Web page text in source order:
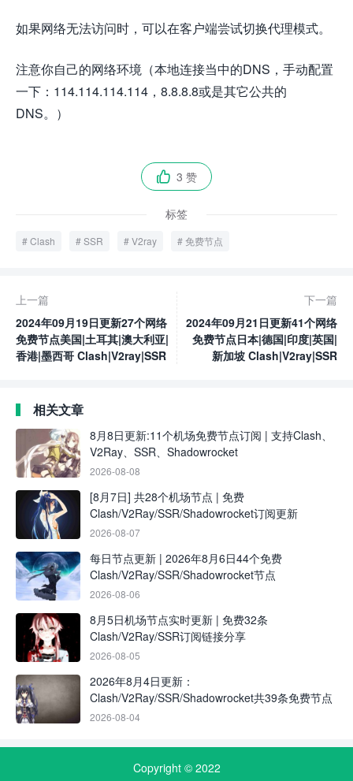
如果网络无法访问时，可以在客户端尝试切换代理模式。
注意你自己的网络环境（本地连接当中的DNS，手动配置
一下：114.114.114.114，8.8.8.8或是其它公共的
DNS。）
 3 赞
标签
Clash SSR V2ray 免费节点
上一篇
2024年09月19日更新27个网络
免费节点美国|土耳其|澳大利亚|
香港|墨西哥 Clash|V2ray|SSR
下一篇
2024年09月21日更新41个网络
免费节点日本|德国|印度|英国|
新加坡 Clash|V2ray|SSR
相关文章
8月8日更新:11个机场免费节点订阅 | 支持Clash、
V2Ray、SSR、Shadowrocket
2026-08-08
[8月7日] 共28个机场节点 | 免费
Clash/V2Ray/SSR/Shadowrocket订阅更新
2026-08-07
每日节点更新 | 2026年8月6日44个免费
Clash/V2Ray/SSR/Shadowrocket节点
2026-08-06
8月5日机场节点实时更新 | 免费32条
Clash/V2Ray/SSR订阅链接分享
2026-08-05
2026年8月4日更新：
Clash/V2Ray/SSR/Shadowrocket共39条免费节点
2026-08-04
Copyright © 2022